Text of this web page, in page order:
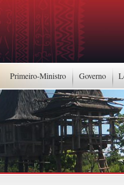
Primeiro-Ministro Governo